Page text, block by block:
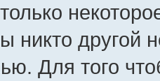
никто другой
Для того